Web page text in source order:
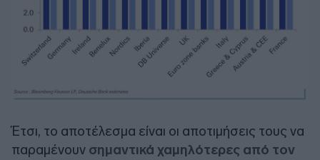
Έτσι, το αποτέλεσμα είναι οι αποτιμήσεις τους να
παραμένουν σημαντικά χαμηλότερες από τον